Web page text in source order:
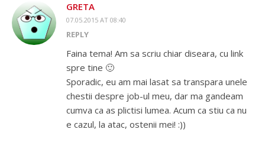
GRETA
07.05.2015 AT 08:40
REPLY
Faina tema! Am sa scriu chiar diseara, cu link
spre tine 🙂
Sporadic, eu am mai lasat sa transpara unele
chestii despre job-ul meu, dar ma gandeam
cumva ca as plictisi lumea. Acum ca stiu ca nu
e cazul, la atac, ostenii mei! :))